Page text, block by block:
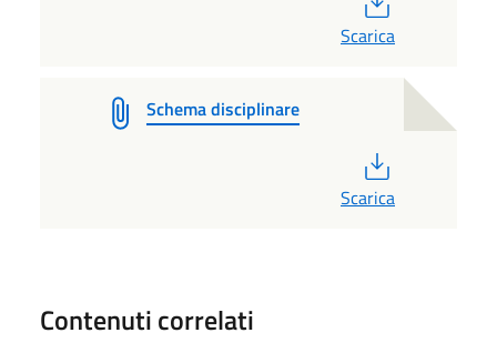
Scarica
Schema disciplinare
Scarica
Contenuti correlati